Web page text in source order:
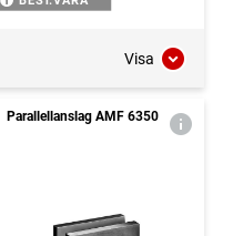
Visa
Parallellanslag AMF 6350